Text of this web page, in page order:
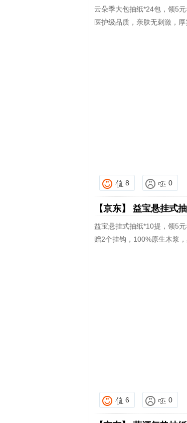
云朵季大包抽纸*24包，领5
医护级品质，亲肤无刺激，厚
8 0
【京东】 益宝悬挂式
益宝悬挂式抽纸*10提，领5
赠2个挂钩，100%原生木浆
6 0